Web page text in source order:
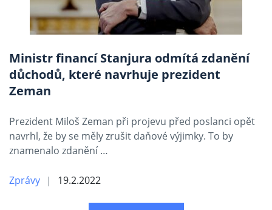
Ministr financí Stanjura odmítá zdanění
důchodů, které navrhuje prezident
Zeman
Prezident Miloš Zeman při projevu před poslanci opět
navrhl, že by se měly zrušit daňové výjimky. To by
znamenalo zdanění …
Zprávy 19.2.2022